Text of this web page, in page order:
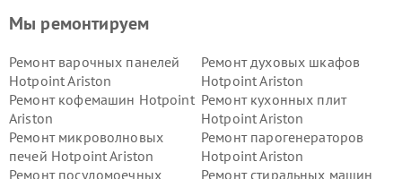
Мы ремонтируем
Ремонт варочных панелей
Hotpoint Ariston
Ремонт духовых шкафов
Hotpoint Ariston
Ремонт кофемашин Hotpoint
Ariston
Ремонт кухонных плит
Hotpoint Ariston
Ремонт микроволновых
печей Hotpoint Ariston
Ремонт парогенераторов
Hotpoint Ariston
Ремонт посудомоечных
Ремонт стиральных машин